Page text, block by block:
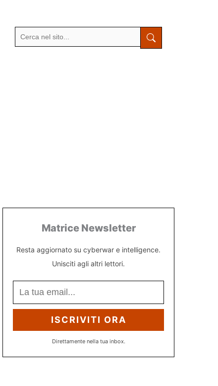
Matrice Newsletter
Resta aggiornato su cyberwar e intelligence.
Unisciti agli altri lettori.
ISCRIVITI ORA
Direttamente nella tua inbox.